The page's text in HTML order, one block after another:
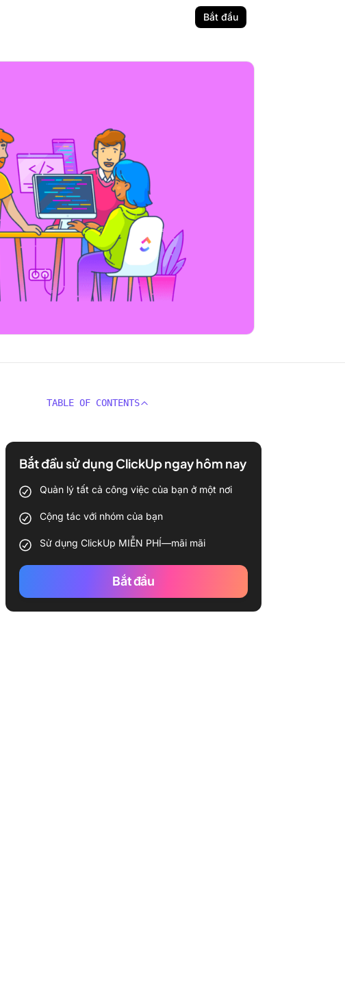
Bắt đầu
TABLE OF CONTENTS
Bắt đầu sử dụng ClickUp ngay hôm nay
Quản lý tất cả công việc của bạn ở một nơi
Cộng tác với nhóm của bạn
Sử dụng ClickUp MIỄN PHÍ—mãi mãi
Bắt đầu